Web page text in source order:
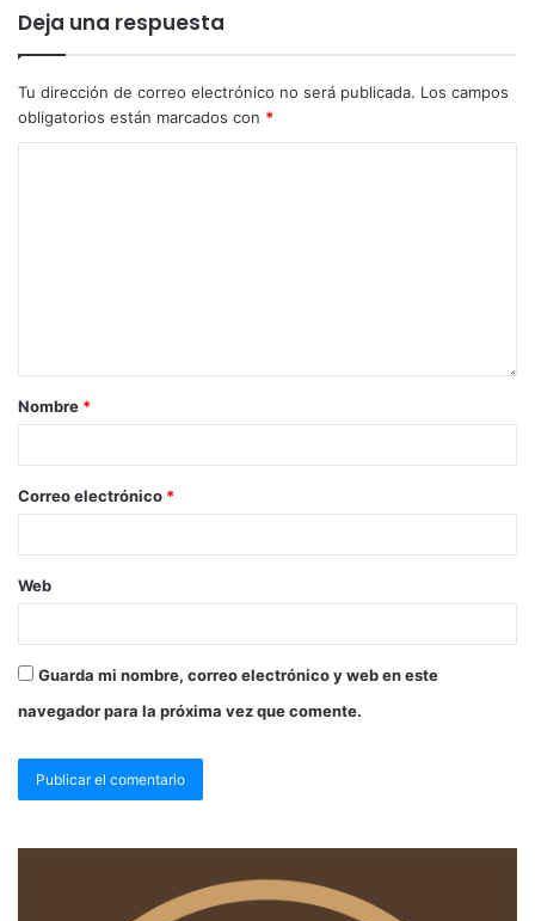
Deja una respuesta
Tu dirección de correo electrónico no será publicada. Los campos
obligatorios están marcados con *
Nombre *
Correo electrónico *
Web
Guarda mi nombre, correo electrónico y web en este
navegador para la próxima vez que comente.